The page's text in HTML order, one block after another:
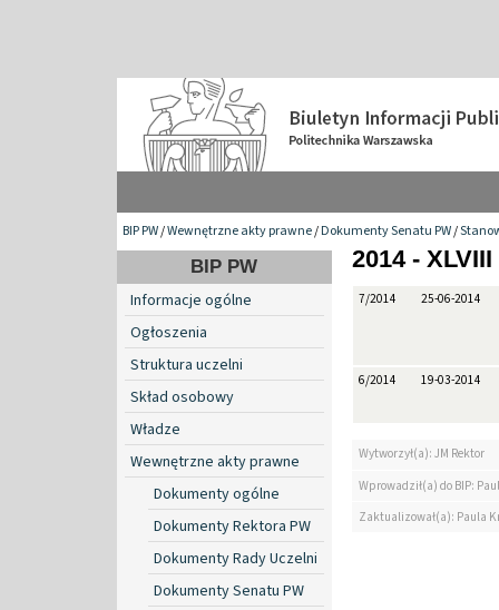
BIP PW/Wewnętrzne akty prawne/Dokumenty Senatu PW/
BIP PW
Informacje ogólne
Ogłoszenia
Struktura uczelni
Skład osobowy
Władze
Wewnętrzne akty prawne
Dokumenty ogólne
Dokumenty Rektora PW
Dokumenty Rady Uczelni
Dokumenty Senatu PW
2014 - XLVIII
7/2014 25-06-2014
6/2014 19-03-2014
Wytworzył(a): JM Rektor
Wprowadził(a) do BIP:
Zaktualizował(a): Paula